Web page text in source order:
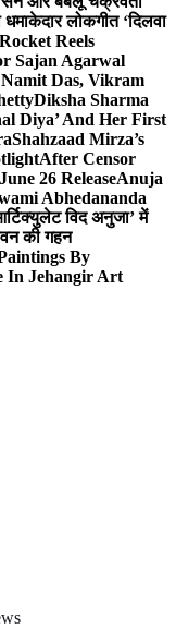
लोकगीत ‘दिलवा
Rocket Reels
Sajan Agarwal
Das, Vikram
Diksha Sharma
Diya’ And Her First
Shahzaad Mirza’s
After Censor
26 ReleaseAnuja
Abhedananda
विद अनुजा’ में
की गहन
By
In Jehangir Art